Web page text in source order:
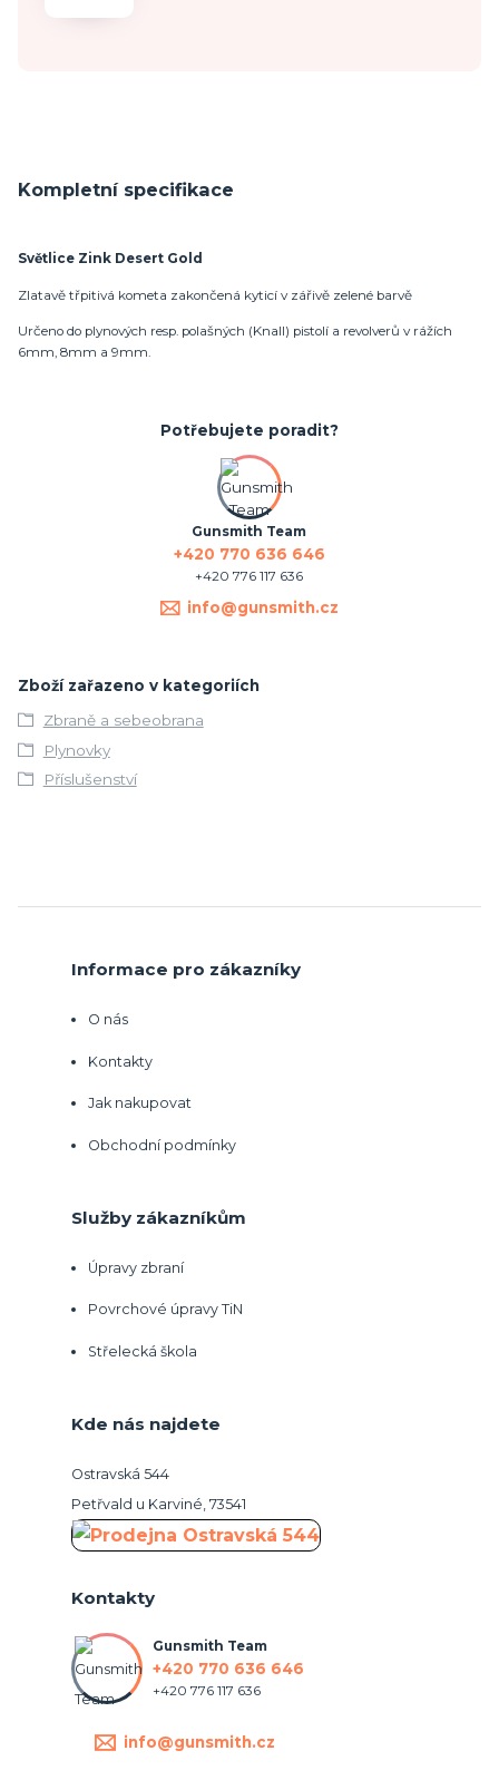
Kompletní specifikace
Světlice Zink Desert Gold
Zlatavě třpitivá kometa zakončená kyticí v zářivě zelené barvě
Určeno do plynových resp. polašných (Knall) pistolí a revolverů v rážích
6mm, 8mm a 9mm.
Potřebujete poradit?
Gunsmith Team
+420 770 636 646
+420 776 117 636
info@gunsmith.cz
Zboží zařazeno v kategoriích
Zbraně a sebeobrana
Plynovky
Příslušenství
Informace pro zákazníky
O nás
Kontakty
Jak nakupovat
Obchodní podmínky
Služby zákazníkům
Úpravy zbraní
Povrchové úpravy TiN
Střelecká škola
Kde nás najdete
Ostravská 544
Petřvald u Karviné, 73541
Kontakty
Gunsmith Team
+420 770 636 646
+420 776 117 636
info@gunsmith.cz